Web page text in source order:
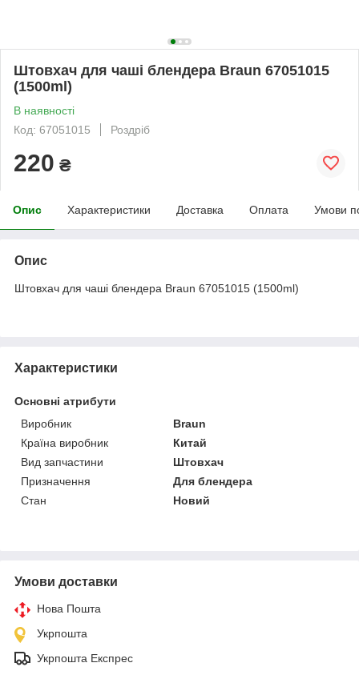
Штовхач для чаші блендера Braun 67051015
(1500ml)
В наявності
Код: 67051015
Роздріб
220 ₴
Опис Характеристики Доставка Оплата Умови
Опис
Штовхач для чаші блендера Braun 67051015 (1500ml)
Характеристики
Основні атрибути
Виробник
Braun
Країна виробник
Китай
Вид запчастини
Штовхач
Призначення
Для блендера
Стан
Новий
Умови доставки
Нова Пошта
Укрпошта
Укрпошта Експрес